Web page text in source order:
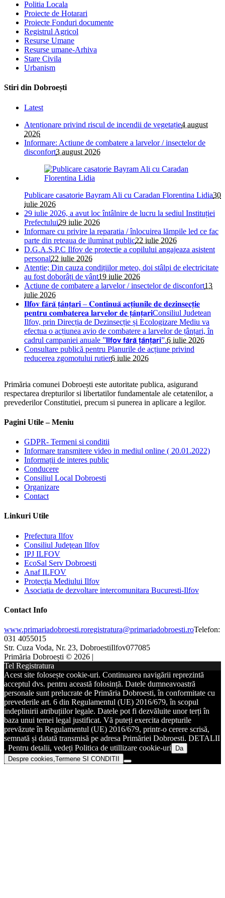
Politia Locala
Proiecte de Hotarari
Proiecte Fonduri documente
Registrul Agricol
Resurse Umane
Resurse umane-Arhiva
Stare Civila
Urbanism
Stiri din Dobroești
Latest
Atenționare privind riscul de incendii de vegetație4 august
2026
Informare: Actiune de combatere a larvelor / insectelor de
disconfort3 august 2026
Publicare casatorie Bayram Ali cu Caradan Florentina Lidia30
iulie 2026
29 iulie 2026, a avut loc întâlnire de lucru la sediul Instituției
Prefectului29 iulie 2026
Informare cu privire la reparatia / înlocuirea lămpile led ce fac
parte din reteaua de iluminat public22 iulie 2026
D.G.A.S.P.C Ilfov de protectie a copilului angajeaza asistent
personal22 iulie 2026
Atenție; Din cauza condițiilor meteo, doi stâlpi de electricitate
au fost doborâți de vânt19 iulie 2026
Actiune de combatere a larvelor / insectelor de disconfort13
iulie 2026
𝐈𝐥𝐟𝐨𝐯 𝐟𝐚̆𝐫𝐚̆ 𝐭̦𝐚̂𝐧𝐭̦𝐚𝐫𝐢 – 𝐂𝐨𝐧𝐭𝐢𝐧𝐮𝐚̆ 𝐚𝐜𝐭̦𝐢𝐮𝐧𝐢𝐥𝐞 𝐝𝐞 𝐝𝐞𝐳𝐢𝐧𝐬𝐞𝐜𝐭̦𝐢𝐞
𝐩𝐞𝐧𝐭𝐫𝐮 𝐜𝐨𝐦𝐛𝐚𝐭𝐞𝐫𝐞𝐚 𝐥𝐚𝐫𝐯𝐞𝐥𝐨𝐫 𝐝𝐞 𝐭̦𝐚̂𝐧𝐭̦𝐚𝐫𝐢Consiliul Judetean
Ilfov, prin Direcția de Dezinsecție și Ecologizare Mediu va
efectua o acțiunea avio de combatere a larvelor de țânțari, în
cadrul campaniei anuale ”𝗜𝗹𝗳𝗼𝘃 𝗳𝗮̆𝗿𝗮̆ 𝘁̦𝗮̂𝗻𝘁̦𝗮𝗿𝗶”.6 iulie 2026
Consultare publică pentru Planurile de acțiune privind
reducerea zgomotului rutier6 iulie 2026
Primăria comunei Dobroești este autoritate publica, asigurand
respectarea drepturilor si libertatilor fundamentale ale cetatenilor, a
prevederilor Constitutiei, precum si punerea in aplicare a legilor.
Pagini Utile – Meniu
GDPR- Termeni si conditii
Informare transmitere video in mediul online ( 20.01.2022)
Informații de interes public
Conducere
Consiliul Local Dobroesti
Organizare
Contact
Linkuri Utile
Prefectura Ilfov
Consiliul Judeţean Ilfov
IPJ ILFOV
EcoSal Serv Dobroesti
Anaf ILFOV
Protecţia Mediului Ilfov
Asociatia de dezvoltare intercomunitara Bucuresti-Ilfov
Contact Info
www.primariadobroesti.roregistratura@primariadobroesti.roTelefon:
031 4055015
Str. Cuza Voda, Nr. 23, DobroestiIlfov077085
Primăria Dobroești © 2026 |
Tel Registratura
Acest site folosește cookie-uri. Continuarea navigării reprezintă
acceptul dvs. pentru această folosință. Datele dumneavoastră
personale sunt prelucrate de Primăria Dobroesti, în conformitate cu
prevederile art. 6 din Regulamentul (UE) 2016/679, în scopul
indeplinirii atribuțiilor legale. Datele pot fi dezvăluite unor terți în
baza unui temei legal justificat. Vă puteți exercita drepturile
prevăzute în Regulamentul (UE) 2016/679, printr-o cerere scrisă,
semnată și datată transmisă pe adresa Primăriei Dobroesti. DETALII
. Pentru detalii, vedeți Politica de utillizare cookie-uri
Da
Despre cookies,Termene SI CONDITII